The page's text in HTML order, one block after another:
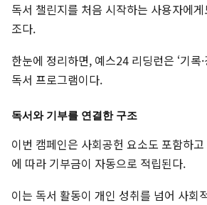
독서 챌린지를 처음 시작하는 사용자에
조다.
한눈에 정리하면, 예스24 리딩런은 ‘기록
독서 프로그램이다.
독서와 기부를 연결한 구조
이번 캠페인은 사회공헌 요소도 포함하
에 따라 기부금이 자동으로 적립된다.
이는 독서 활동이 개인 성취를 넘어 사회